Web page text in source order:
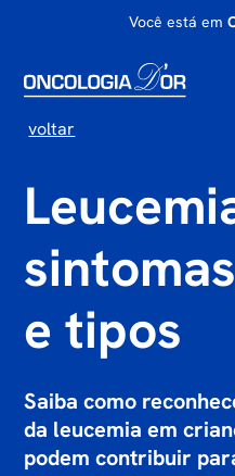
Você está em
voltar
e tipos
Saiba como
da leucemia em
podem contribuir